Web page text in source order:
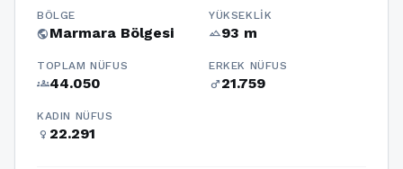
BÖLGE
publicMarmara Bölgesi
YÜKSEKLIK
terrain93 m
TOPLAM NÜFUS
groups44.050
ERKEK NÜFUS
male21.759
KADIN NÜFUS
female 22.291